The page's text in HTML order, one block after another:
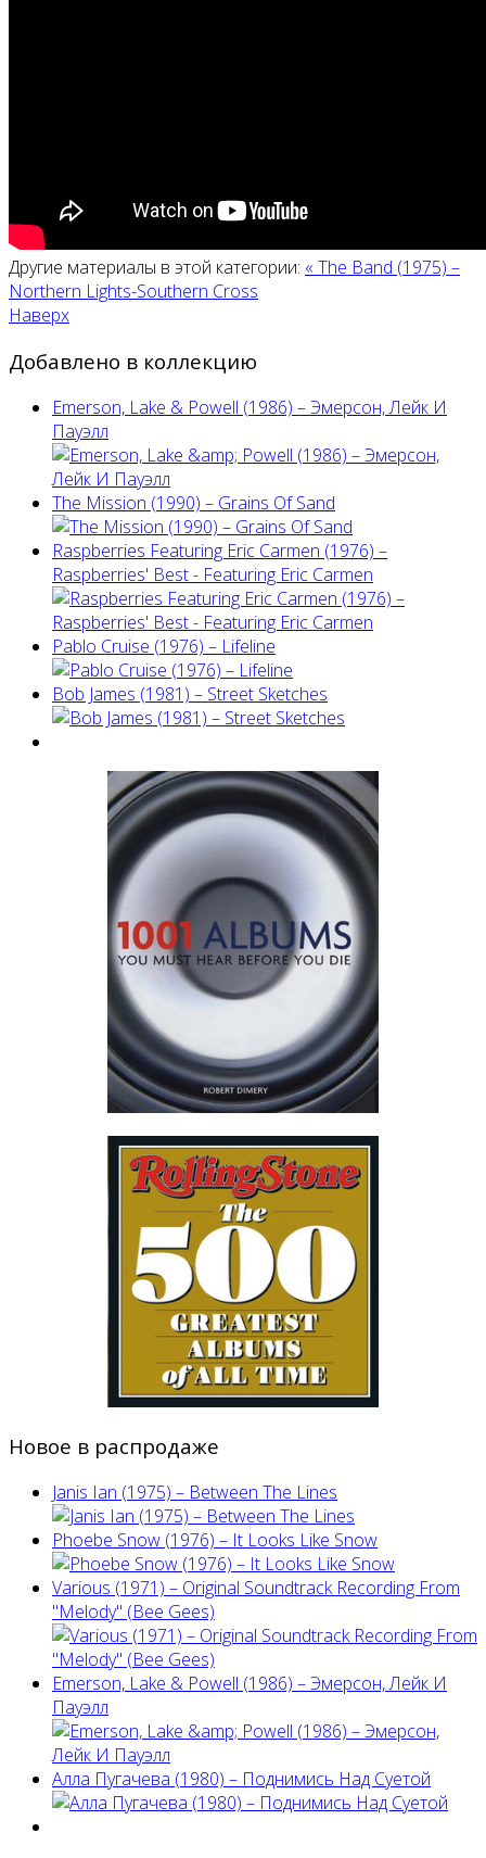
Другие материалы в этой категории: « The Band (1975) –
Northern Lights-Southern Cross
Наверх
Добавлено в коллекцию
Emerson, Lake & Powell (1986) ‎– Эмерсон, Лейк И
Пауэлл
The Mission (1990) – Grains Of Sand
Raspberries Featuring Eric Carmen (1976) –
Raspberries' Best - Featuring Eric Carmen
Pablo Cruise (1976) – Lifeline
Bob James (1981) – Street Sketches
Новое в распродаже
Janis Ian (1975) ‎– Between The Lines
Phoebe Snow (1976) – It Looks Like Snow
Various (1971) – Original Soundtrack Recording From
"Melody" (Bee Gees)
Emerson, Lake & Powell (1986) ‎– Эмерсон, Лейк И
Пауэлл
Алла Пугачева (1980) – Поднимись Над Суетой